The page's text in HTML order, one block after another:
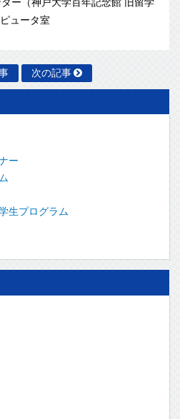
ュータ室
次の記事
ー
生プログラム